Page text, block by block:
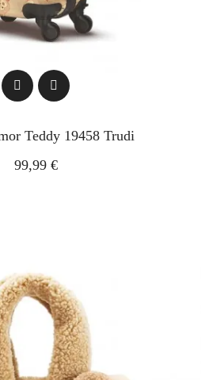
Teddy 19458 Trudi
99,99 €